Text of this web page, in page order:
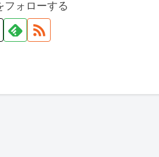
フォローする